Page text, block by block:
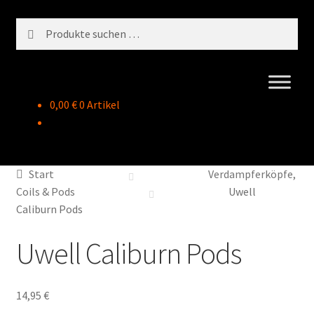
Navigation
Inhalt
nach:
0,00 €0 Artikel
Start
Verdampferköpfe,
Coils & Pods
Uwell
Caliburn Pods
Uwell Caliburn Pods
14,95 €